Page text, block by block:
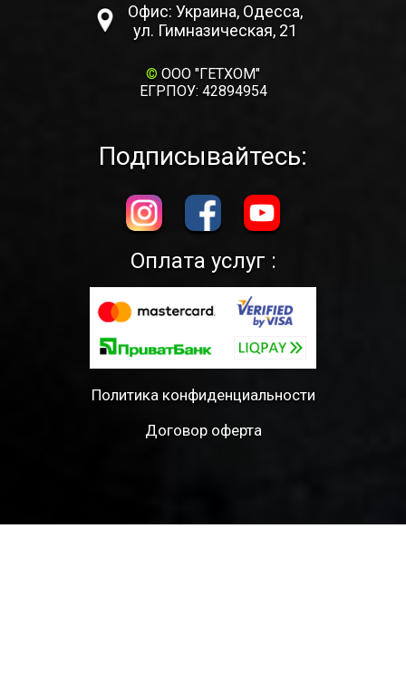
Офис: Украина, Одесса,
ул. Гимназическая, 21
© ООО "ГЕТХОМ"
ЕГРПОУ: 42894954
Подписывайтесь:
Оплата услуг :
Политика конфиденциальности
Договор оферта